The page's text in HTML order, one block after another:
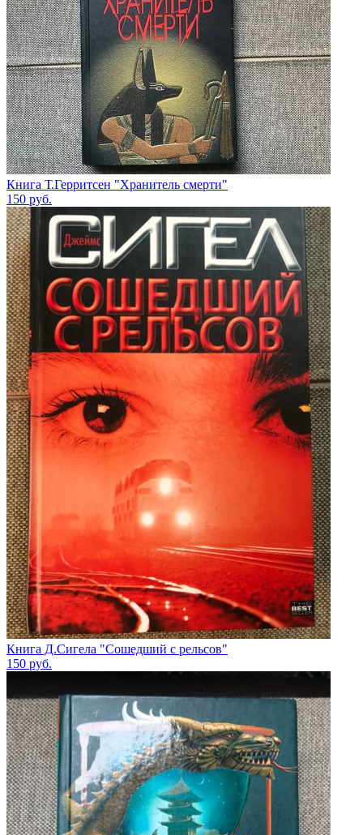
Книга Т.Герритсен "Хранитель смерти"
150 руб.
Книга Д.Сигела "Сошедший с рельсов"
150 руб.